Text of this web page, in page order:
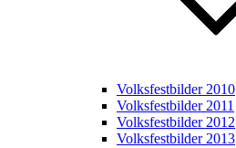
Volksfestbilder 2010
Volksfestbilder 2011
Volksfestbilder 2012
Volksfestbilder 2013